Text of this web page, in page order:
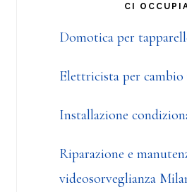
CI
Domotica per
Elettricista per cambio
Installazione
Riparazione e
videosorveglianza